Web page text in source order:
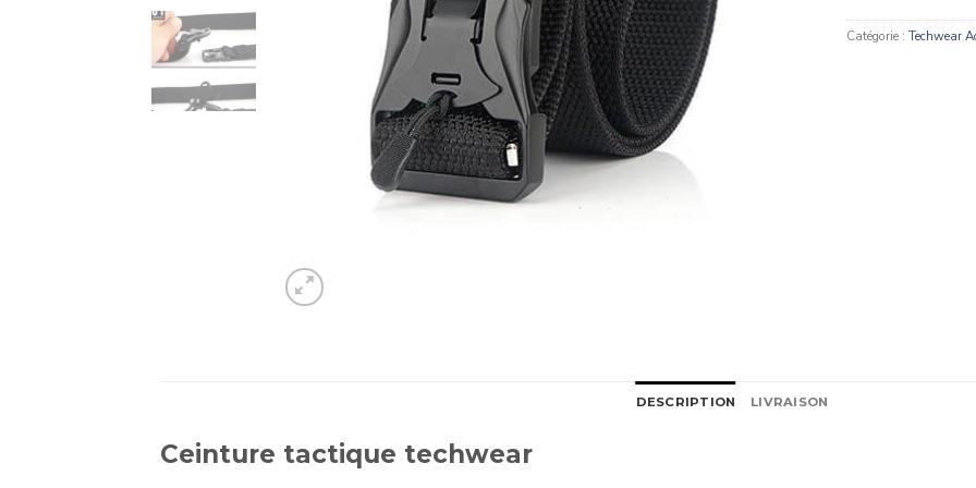
Catégorie : Techwear
DESCRIPTION LIVRAISON
Ceinture tactique techwear